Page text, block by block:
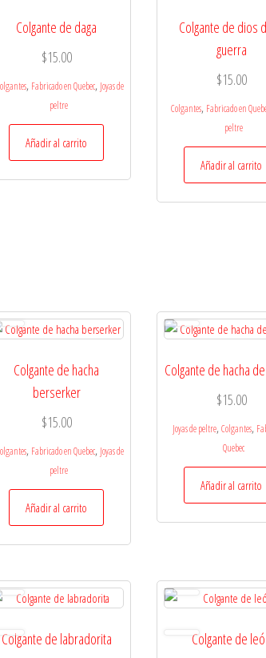
Colgante de daga
$15.00
, Fabricado en Quebec, Joyas de
peltre
Añadir al carrito
Colgante de dios
guerra
$15.00
Colgantes, Fabricado en
peltre
Añadir al carrito
Colgante de hacha
berserker
$15.00
, Fabricado en Quebec, Joyas de
peltre
Añadir al carrito
Colgante de hacha
$15.00
Joyas de peltre, Colgantes,
Quebec
Añadir al carrito
Colgante de labradorita
Colgante de